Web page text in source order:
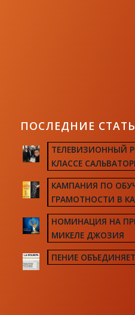
ПОСЛЕДНИЕ
ТЕЛЕВИЗИОННЫЙ
КЛАССЕ
КАМПАНИЯ ПО
ГРАМОТНОСТИ В
НОМИНАЦИЯ НА
МИКЕЛЕ ДЖОЗИЯ
ПЕНИЕ